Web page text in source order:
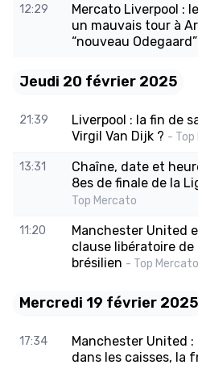
12:29
Mercato Liverpool :
un mauvais tour à
“nouveau Odegaard”
Jeudi 20 février 2025
21:39
Liverpool : la fin de
Virgil Van Dijk ? - Top
13:31
Chaîne, date et
8es de finale de la
Top Mercato
11:20
Manchester United
clause libératoire
brésilien - Top Mercato
Mercredi 19 février 2025
17:34
Manchester United
dans les caisses, la